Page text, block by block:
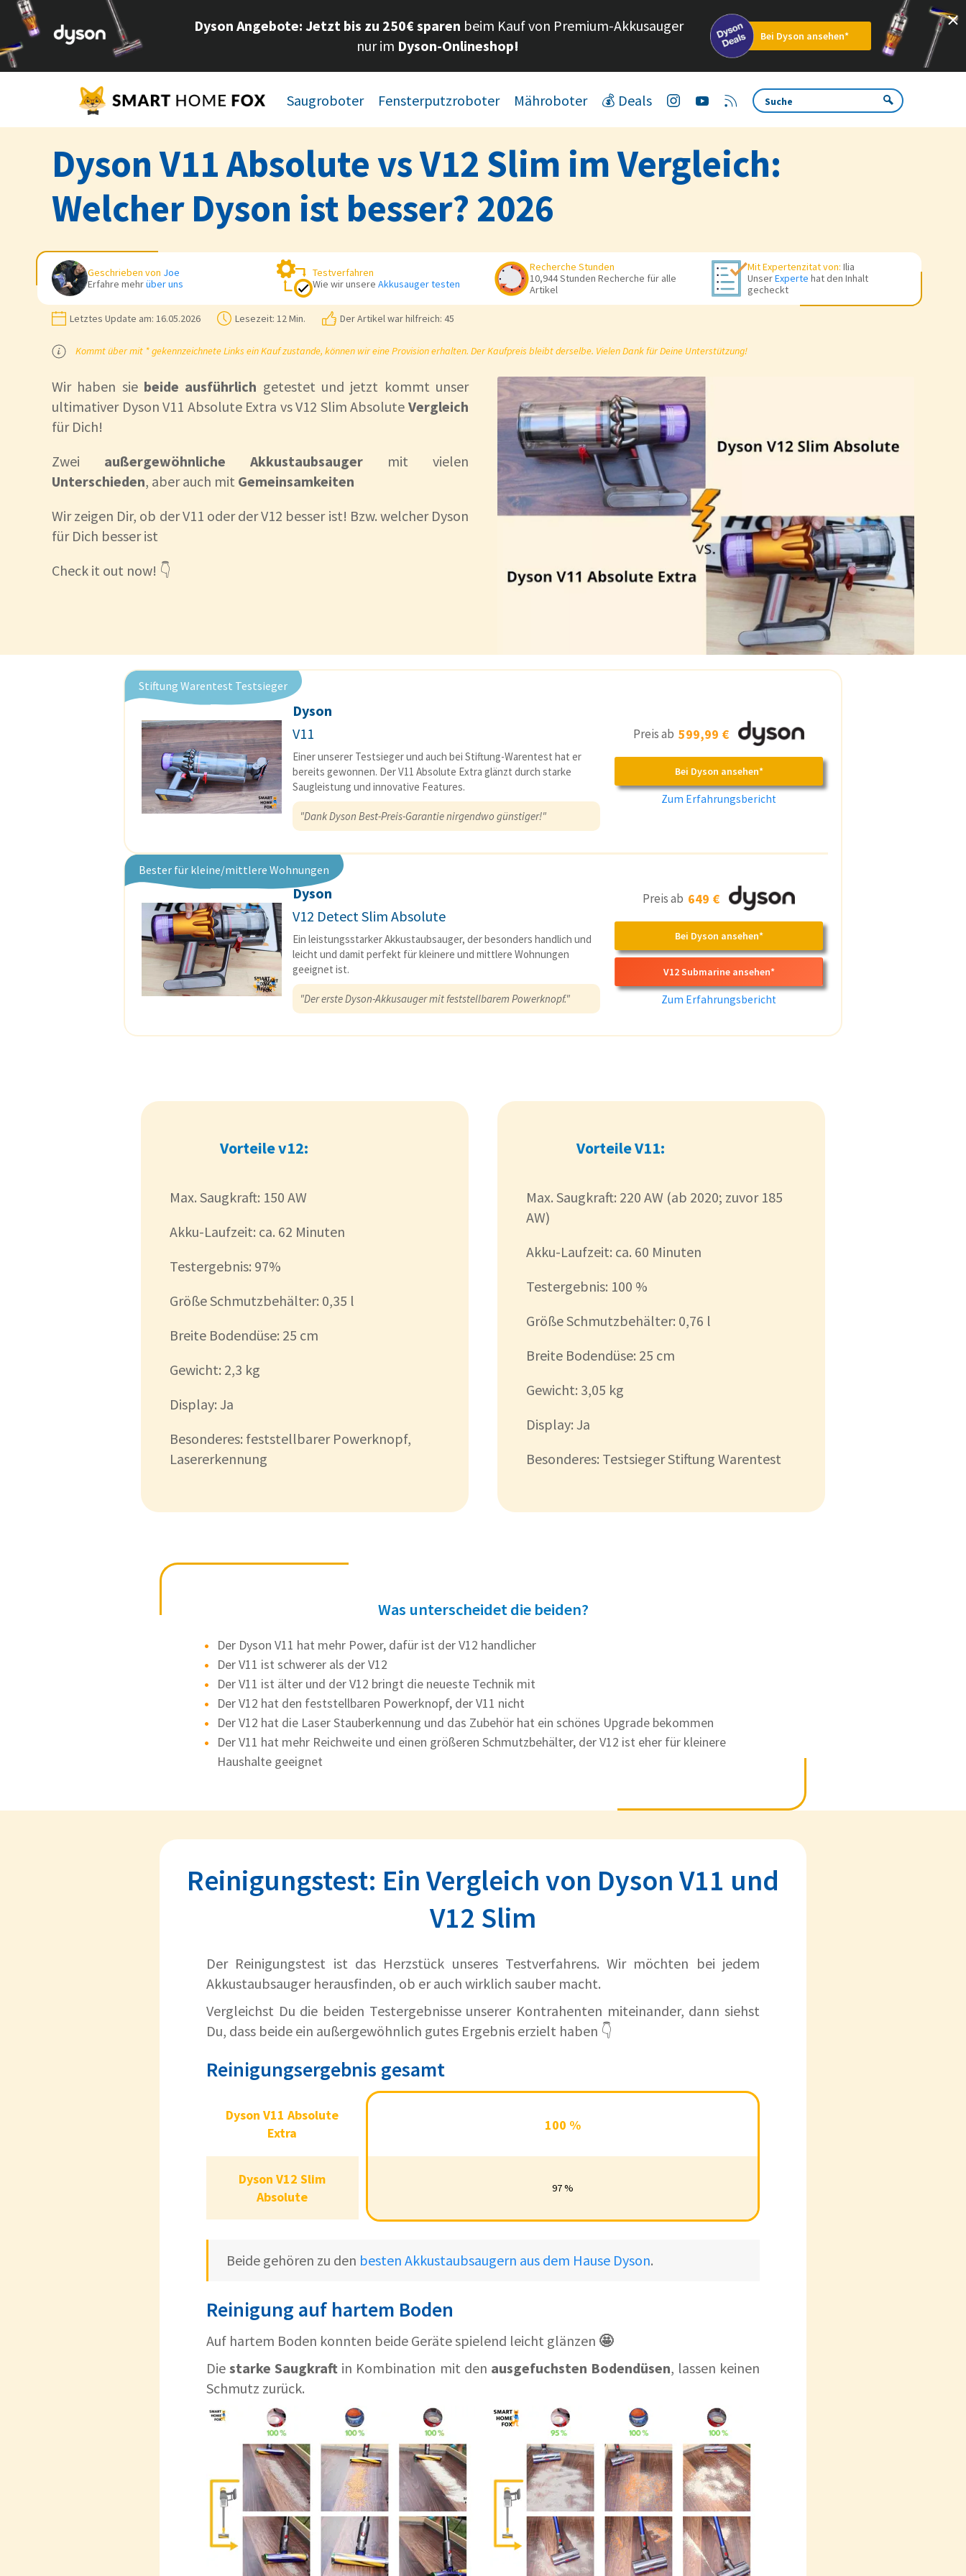
Dyson Angebote: Jetzt bis zu 250€ sparen beim Kauf von Premium-Akkusauger
nur im Dyson-Onlineshop!
Bei Dyson ansehen*
Saugroboter Fensterputzroboter Mähroboter 💰 Deals
Dyson V11 Absolute vs V12 Slim im Vergleich:
Welcher Dyson ist besser? 2026
Geschrieben von Joe
Erfahre mehrüber uns
Testverfahren
Wie wir unsere Akkusauger testen
Recherche Stunden
10,944 Stunden Recherche für alle
Artikel
Mit Expertenzitat von: Ilia
UnserExperte hat den Inhalt
gecheckt
Letztes Update am: 16.05.2026 Lesezeit: 12 Min. Der Artikel war hilfreich: 45
Kommt über mit * gekennzeichnete Links ein Kauf zustande, können wir eine Provision erhalten. Der Kaufpreis bleibt derselbe. Vielen Dank für Deine Unterstützung!
Wir haben sie beide ausführlich getestet und jetzt kommt unser
ultimativer Dyson V11 Absolute Extra vs V12 Slim Absolute Vergleich
für Dich!
Zwei außergewöhnliche Akkustaubsauger mit vielen
Unterschieden, aber auch mit Gemeinsamkeiten
Wir zeigen Dir, ob der V11 oder der V12 besser ist! Bzw. welcher Dyson
für Dich besser ist
Check it out now! 👇
Stiftung Warentest Testsieger
Dyson
V11
Einer unserer Testsieger und auch bei Stiftung-Warentest hat er
bereits gewonnen. Der V11 Absolute Extra glänzt durch starke
Saugleistung und innovative Features.
"Dank Dyson Best-Preis-Garantie nirgendwo günstiger!"
Preis ab599,99 €
Bei Dyson ansehen*
Zum Erfahrungsbericht
Bester für kleine/mittlere Wohnungen
Dyson
V12 Detect Slim Absolute
Ein leistungsstarker Akkustaubsauger, der besonders handlich und
leicht und damit perfekt für kleinere und mittlere Wohnungen
geeignet ist.
"Der erste Dyson-Akkusauger mit feststellbarem Powerknopf."
Preis ab 649 €
Bei Dyson ansehen*
V12 Submarine ansehen*
Zum Erfahrungsbericht
Vorteile v12:
Max. Saugkraft: 150 AW
Akku-Laufzeit: ca. 62 Minuten
Testergebnis: 97%
Größe Schmutzbehälter: 0,35 l
Breite Bodendüse: 25 cm
Gewicht: 2,3 kg
Display: Ja
Besonderes: feststellbarer Powerknopf,
Lasererkennung
Vorteile V11:
Max. Saugkraft: 220 AW (ab 2020; zuvor 185
AW)
Akku-Laufzeit: ca. 60 Minuten
Testergebnis: 100 %
Größe Schmutzbehälter: 0,76 l
Breite Bodendüse: 25 cm
Gewicht: 3,05 kg
Display: Ja
Besonderes: Testsieger Stiftung Warentest
Was unterscheidet die beiden?
Der Dyson V11 hat mehr Power, dafür ist der V12 handlicher
Der V11 ist schwerer als der V12
Der V11 ist älter und der V12 bringt die neueste Technik mit
Der V12 hat den feststellbaren Powerknopf, der V11 nicht
Der V12 hat die Laser Stauberkennung und das Zubehör hat ein schönes Upgrade bekommen
Der V11 hat mehr Reichweite und einen größeren Schmutzbehälter, der V12 ist eher für kleinere
Haushalte geeignet
Reinigungstest: Ein Vergleich von Dyson V11 und
V12 Slim
Der Reinigungstest ist das Herzstück unseres Testverfahrens. Wir möchten bei jedem
Akkustaubsauger herausfinden, ob er auch wirklich sauber macht.
Vergleichst Du die beiden Testergebnisse unserer Kontrahenten miteinander, dann siehst
Du, dass beide ein außergewöhnlich gutes Ergebnis erzielt haben 👇
Reinigungsergebnis gesamt
Dyson V11 Absolute
Dyson V12 Slim
Absolute
100 %
97 %
Dyson V11 Absolute
Extra
Dyson V12 Slim
Absolute
Beide gehören zu den besten Akkustaubsaugern aus dem Hause Dyson.
Reinigung auf hartem Boden
Auf hartem Boden konnten beide Geräte spielend leicht glänzen 🤩
Diestarke Saugkraft in Kombination mit den ausgefuchsten Bodendüsen, lassen keinen
Schmutz zurück.